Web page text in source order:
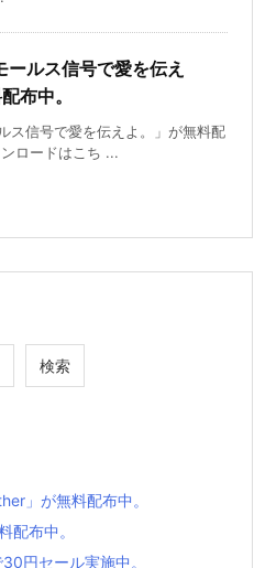
ールス信号で愛を伝え
布中。
ス信号で愛を伝えよ。」が無料配
ロードはこち ...
検索
」が無料配布中。
配布中。
円セール実施中。